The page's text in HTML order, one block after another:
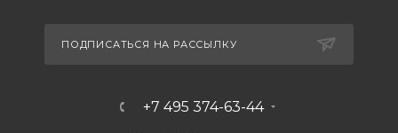
ПОДПИСАТЬСЯ НА РАССЫЛКУ
+7 495 374-63-44